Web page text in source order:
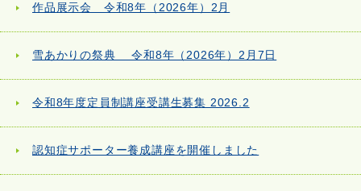
作品展示会 令和8年（2026年）2月
雪あかりの祭典 令和8年（2026年）2月7日
令和8年度定員制講座受講生募集 2026.2
認知症サポーター養成講座を開催しました